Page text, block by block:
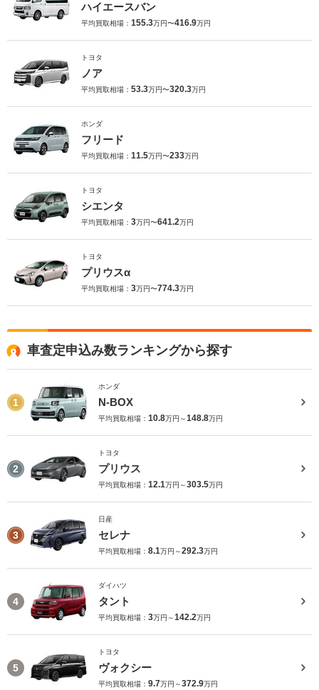
ハイエースバン
平均買取相場： 155.3万円〜416.9万円
トヨタ
ノア
平均買取相場： 53.3万円〜320.3万円
ホンダ
フリード
平均買取相場： 11.5万円〜233万円
トヨタ
シエンタ
平均買取相場： 3万円〜641.2万円
トヨタ
プリウスα
平均買取相場： 3万円〜774.3万円
車査定申込み数ランキングから探す
1
ホンダ
N-BOX
平均買取相場： 10.8万円～148.8万円
2
トヨタ
プリウス
平均買取相場： 12.1万円～303.5万円
3
日産
セレナ
平均買取相場： 8.1万円～292.3万円
4
ダイハツ
タント
平均買取相場： 3万円～142.2万円
5
トヨタ
ヴォクシー
平均買取相場： 9.7万円～372.9万円